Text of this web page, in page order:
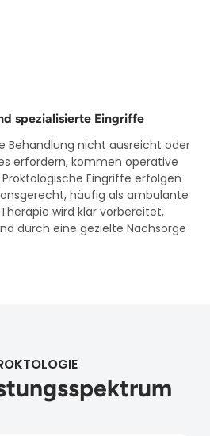
spezialisierte Eingriffe
Behandlung nicht ausreicht oder
erfordern, kommen operative
Eingriffe erfolgen
häufig als ambulante
wird klar vorbereitet,
durch eine gezielte Nachsorge